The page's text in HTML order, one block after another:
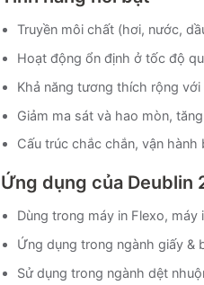
Truyền môi chất (hơi, nước,
Hoạt động ổn định ở tốc độ
Khả năng tương thích rộng
Giảm ma sát và hao mòn,
Cấu trúc chắc chắn, vận
Ứng dụng của Deublin
Dùng trong máy in Flexo,
Ứng dụng trong ngành giấy &
Sử dụng trong ngành dệt